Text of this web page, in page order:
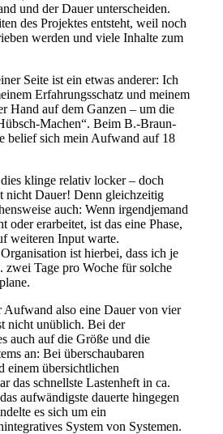
und der Dauer unterscheiden.
des Projektes entsteht, weil noch
werden und viele Inhalte zum
Seite ist ein etwas anderer: Ich
Erfahrungsschatz und meinem
Hand auf dem Ganzen – um die
Machen“. Beim B.-Braun-
belief sich mein Aufwand auf 18
klinge relativ locker – doch
nicht Dauer! Denn gleichzeitig
auch: Wenn irgendjemand
oder erarbeitet, ist das eine Phase,
weiteren Input warte.
ist hierbei, dass ich je
zwei Tage pro Woche für solche
Aufwand also eine Dauer von vier
nicht unüblich. Bei der
auch auf die Größe und die
an: Bei überschaubaren
einem übersichtlichen
das schnellste Lastenheft in ca.
aufwändigste dauerte hingegen
es sich um ein
System von Systemen.